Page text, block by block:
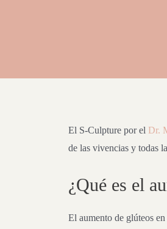
El S-Culpture por el Dr.
de las vivencias y todas
¿Qué es el
El aumento de glúteos